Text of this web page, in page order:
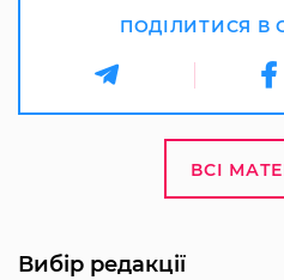
ПОДІЛИТИСЯ В
ВСІ
Вибір редакції